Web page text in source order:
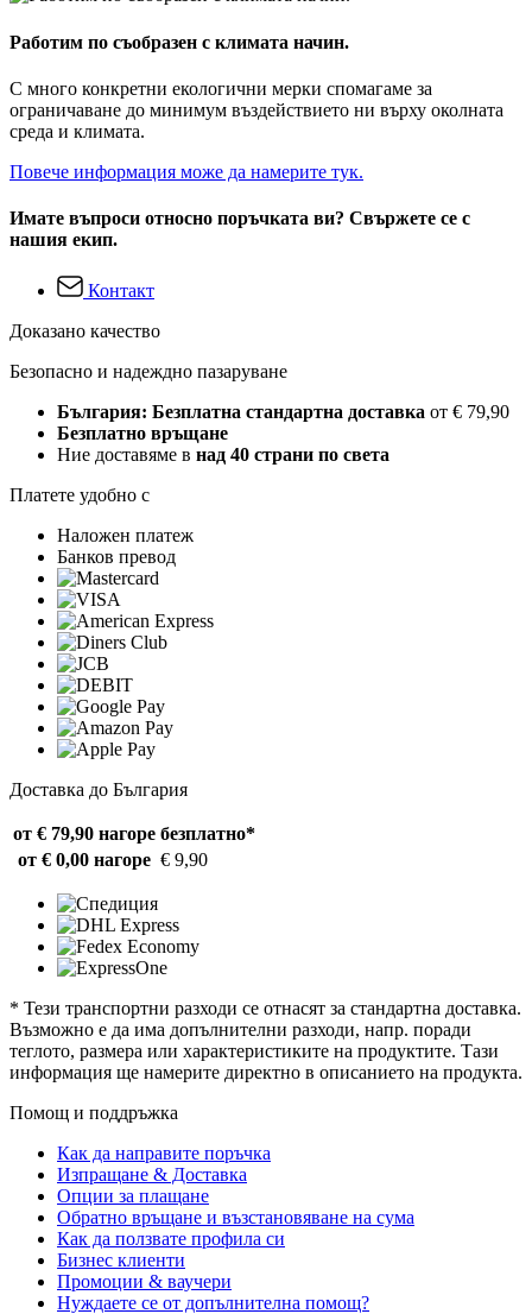
Работим по съобразен с климата начин.
С много конкретни екологични мерки спомагаме за
ограничаване до минимум въздействието ни върху околната
среда и климата.
Повече информация може да намерите тук.
Имате въпроси относно поръчката ви? Свържете се с
нашия екип.
Контакт
Доказано качество
Безопасно и надеждно пазаруване
България: Безплатна стандартна доставка от € 79,90
Безплатно връщане
Ние доставяме в над 40 страни по света
Платете удобно с
Наложен платеж
Банков превод
Доставка до България
от € 79,90 нагоре безплатно*
от € 0,00 нагоре € 9,90
* Тези транспортни разходи се отнасят за стандартна доставка.
Възможно е да има допълнителни разходи, напр. поради
теглото, размера или характеристиките на продуктите. Тази
информация ще намерите директно в описанието на продукта.
Помощ и поддръжка
Как да направите поръчка
Изпращане & Доставка
Опции за плащане
Обратно връщане и възстановяване на сума
Как да ползвате профила си
Бизнес клиенти
Промоции & ваучери
Нуждаете се от допълнителна помощ?